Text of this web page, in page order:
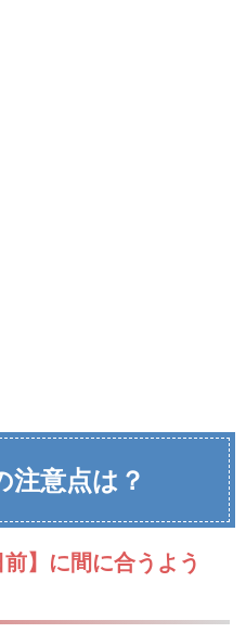
注意点は？
】に間に合うよう